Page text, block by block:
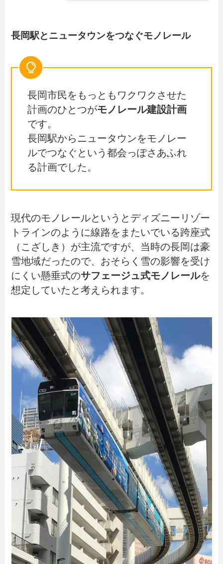
長岡駅とニュータウンをつなぐモノレール
長岡市民をもっともワクワクさせた
計画のひとつがモノレール建設計画
です。
長岡駅からニュータウンをモノレー
ルでつなぐという都会っぽさあふれ
る計画でした。
現代のモノレールというとディズニーリゾー
トラインのように線路をまたいでいる跨座式
（こざしき）が主流ですが、当時の長岡は豪
雪地域だったので、おそらく雪の影響を受け
にくい懸垂式のサフェージュ式モノレールを
想定していたと考えられます。